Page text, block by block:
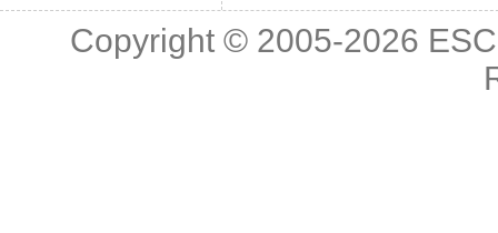
Copyright © 2005-2026